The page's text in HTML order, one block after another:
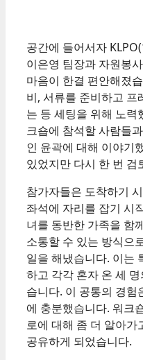
공간에 들어서자
이은영 팀장과 자원봉
마음이 한결 편안해졌
비, 서류를 준비하고
는 등 세팅을 위해 노력
크숍에 참석할 사람들
인 윤곽에 대해 이야기
있었지만 다시 한 번 검
참가자들은 도착하기
좌석에 자리를 잡기 시
녀를 동반한 가족을 함
소통할 수 있는 방식으
일을 해냈습니다. 이는
하고 각각 혼자 온 세
습니다. 이 공통의 경험
에 충분했습니다. 워크
로에 대해 좀 더 알아가
공유하게 되었습니다.